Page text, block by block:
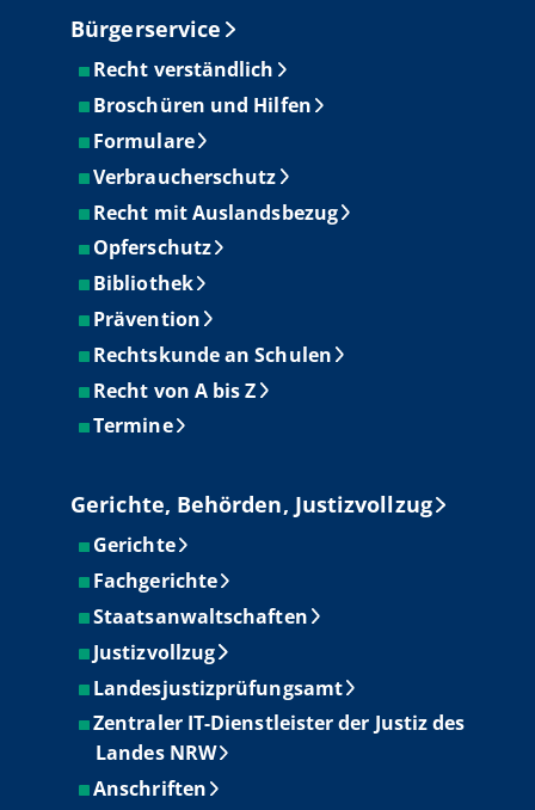
Bürgerservice
Recht verständlich
Broschüren und Hilfen
Formulare
Verbraucherschutz
Recht mit Auslandsbezug
Opferschutz
Bibliothek
Prävention
Rechtskunde an Schulen
Recht von A bis Z
Termine
Gerichte, Behörden, Justizvollzug
Gerichte
Fachgerichte
Staatsanwaltschaften
Justizvollzug
Landesjustizprüfungsamt
Zentraler IT-Dienstleister der Justiz des
Landes NRW
Anschriften